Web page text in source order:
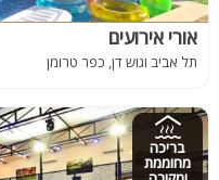
אורי אירועים
תל אביב וגוש דן, כפר טרומן
בריכה
מחוממת